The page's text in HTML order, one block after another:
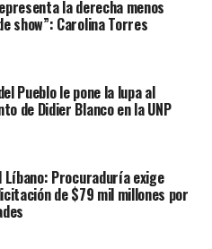
la derecha menos
show”: Carolina Torres
Pueblo le pone la lupa al
de Didier Blanco en la UNP
Líbano: Procuraduría exige
de $79 mil millones por